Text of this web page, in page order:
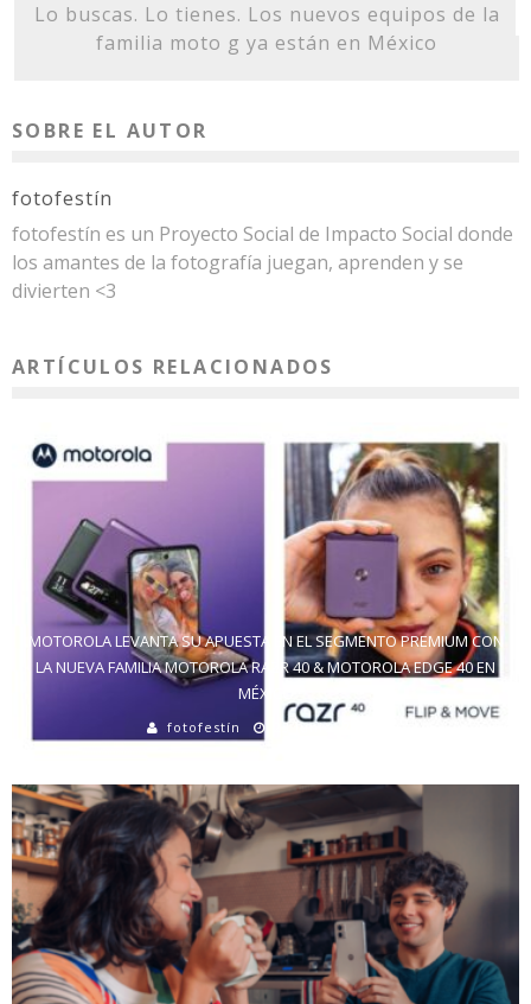
Lo buscas. Lo tienes. Los nuevos equipos de la
familia moto g ya están en México
SOBRE EL AUTOR
fotofestín
fotofestín es un Proyecto Social de Impacto Social donde
los amantes de la fotografía juegan, aprenden y se
divierten <3
ARTÍCULOS RELACIONADOS
MOTOROLA LEVANTA SU APUESTA EN EL SEGMENTO PREMIUM CON
LA NUEVA FAMILIA MOTOROLA RAZR 40 & MOTOROLA EDGE 40 EN
MÉXICO
fotofestín 23 junio, 2023